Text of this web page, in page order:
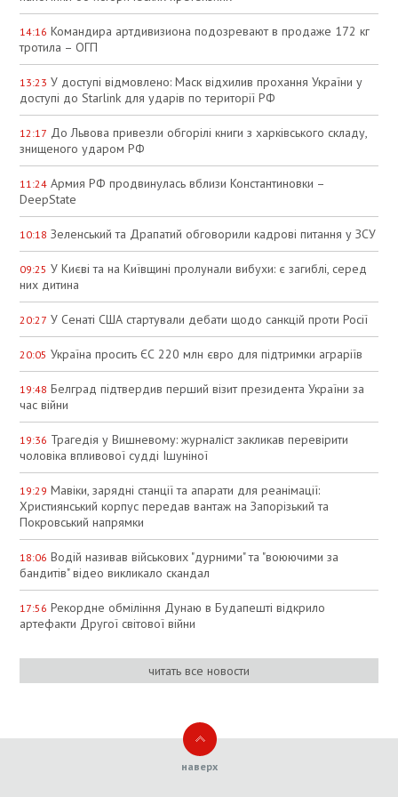
14:16 Командира артдивизиона подозревают в продаже 172 кг
тротила – ОГП
13:23 У доступі відмовлено: Маск відхилив прохання України у
доступі до Starlink для ударів по території РФ
12:17 До Львова привезли обгорілі книги з харківського складу,
знищеного ударом РФ
11:24 Армия РФ продвинулась вблизи Константиновки –
DeepState
10:18 Зеленський та Драпатий обговорили кадрові питання у ЗСУ
09:25 У Києві та на Київщині пролунали вибухи: є загиблі, серед
них дитина
20:27 У Сенаті США стартували дебати щодо санкцій проти Росії
20:05 Україна просить ЄС 220 млн євро для підтримки аграріїв
19:48 Белград підтвердив перший візит президента України за
час війни
19:36 Трагедія у Вишневому: журналіст закликав перевірити
чоловіка впливової судді Ішуніної
19:29 Мавіки, зарядні станції та апарати для реанімації:
Християнський корпус передав вантаж на Запорізький та
Покровський напрямки
18:06 Водій називав військових "дурними" та "воюючими за
бандитів" відео викликало скандал
17:56 Рекордне обміління Дунаю в Будапешті відкрило
артефакти Другої світової війни
читать все новости
наверх